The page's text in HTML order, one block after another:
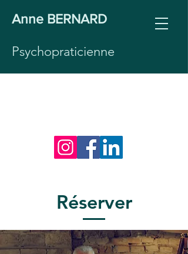
Anne BERNARD
Psychopraticienne
Réserver